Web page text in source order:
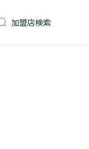
加盟店検索